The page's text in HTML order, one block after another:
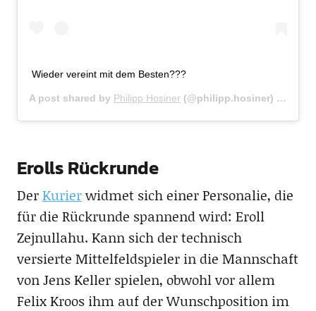
Wieder vereint mit dem Besten???
A post shared by Philipp Hosiner (@philipp.hosiner) on
Erolls Rückrunde
DerKurierwidmet sich einer Personalie, die
für die Rückrunde spannend wird: Eroll
Zejnullahu. Kann sich der technisch
versierte Mittelfeldspieler in die Mannschaft
von Jens Keller spielen, obwohl vor allem
Felix Kroos ihm auf der Wunschposition im